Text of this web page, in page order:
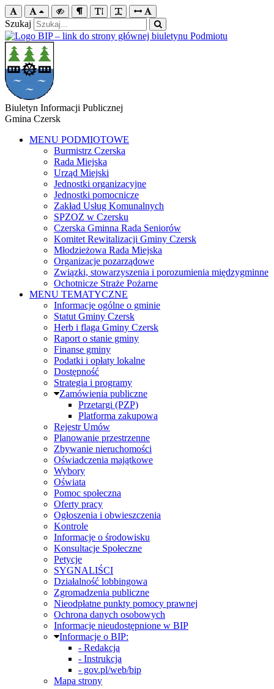
Szukaj
Biuletyn Informacji Publicznej
Gmina Czersk
MENU PODMIOTOWE
Burmistrz Czerska
Rada Miejska
Urząd Miejski
Jednostki organizacyjne
Jednostki pomocnicze
Zakład Usług Komunalnych
SPZOZ w Czersku
Czerska Gminna Rada Seniorów
Komitet Rewitalizacji Gminy Czersk
Młodzieżowa Rada Miejska
Organizacje pozarządowe
Związki, stowarzyszenia i porozumienia międzygminne
Ochotnicze Straże Pożarne
MENU TEMATYCZNE
Informacje ogólne o gminie
Statut Gminy Czersk
Herb i flaga Gminy Czersk
Raport o stanie gminy
Finanse gminy
Podatki i opłaty lokalne
Dostępność
Strategia i programy
Zamówienia publiczne
Przetargi (PZP)
Platforma zakupowa
Rejestr Umów
Planowanie przestrzenne
Zbywanie nieruchomości
Oświadczenia majątkowe
Wybory
Oświata
Pomoc społeczna
Oferty pracy
Ogłoszenia i obwieszczenia
Kontrole
Informacje o środowisku
Konsultacje Społeczne
Petycje
SYGNALIŚCI
Działalność lobbingowa
Zgromadzenia publiczne
Nieodpłatne punkty pomocy prawnej
Ochrona danych osobowych
Informacje nieudostępnione w BIP
Informacje o BIP:
- Redakcja
- Instrukcja
- gov.pl/web/bip
Mapa strony